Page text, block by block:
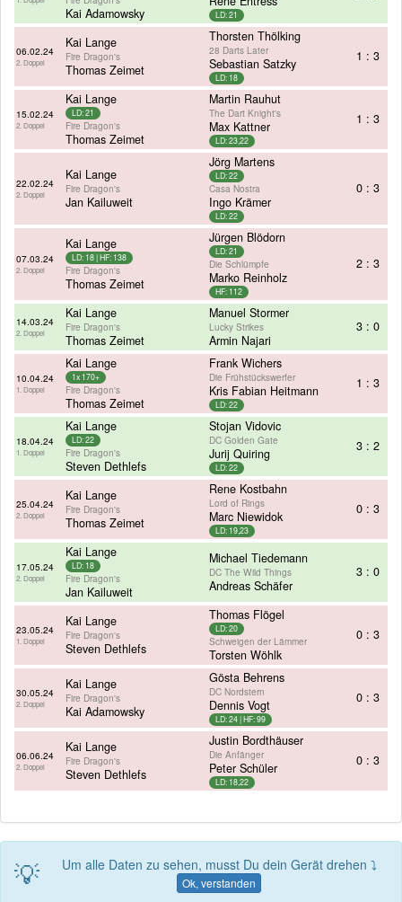
Kai Adamowsky LD: 21
06.02.24
2. Doppel
Kai Lange
Fire Dragon's
Thomas Zeimet
Thorsten Thölking
28 Darts Later
Sebastian Satzky
LD: 18
1 : 3
15.02.24
2. Doppel
Kai Lange
LD: 21
Fire Dragon's
Thomas Zeimet
Martin Rauhut
The Dart Knight's
Max Kattner
LD: 23,22
1 : 3
22.02.24
2. Doppel
Kai Lange
Fire Dragon's
Jan Kailuweit
Jörg Martens
LD: 22
Casa Nostra
Ingo Krämer
LD: 22
0 : 3
07.03.24
2. Doppel
Kai Lange
LD: 18 | HF: 138
Fire Dragon's
Thomas Zeimet
Jürgen Blödorn
LD: 21
Die Schlümpfe
Marko Reinholz
HF: 112
2 : 3
14.03.24
2. Doppel
Kai Lange
Fire Dragon's
Thomas Zeimet
Manuel Stormer
Lucky Strikes
Armin Najari
3 : 0
10.04.24
1. Doppel
Kai Lange
1x 170+
Fire Dragon's
Thomas Zeimet
Frank Wichers
Die Frühstückswerfer
Kris Fabian Heitmann
LD: 22
1 : 3
18.04.24
1. Doppel
Kai Lange
LD: 22
Fire Dragon's
Steven Dethlefs
Stojan Vidovic
DC Golden Gate
Jurij Quiring
LD: 22
3 : 2
25.04.24
2. Doppel
Kai Lange
Fire Dragon's
Thomas Zeimet
Rene Kostbahn
Lord of Rings
Marc Niewidok
LD: 19,23
0 : 3
17.05.24
2. Doppel
Kai Lange
LD: 18
Fire Dragon's
Jan Kailuweit
Michael Tiedemann
DC The Wild Things
Andreas Schäfer
3 : 0
23.05.24
1. Doppel
Kai Lange
Fire Dragon's
Steven Dethlefs
Thomas Flögel
LD: 20
Schweigen der Lämmer
Torsten Wöhlk
0 : 3
30.05.24
2. Doppel
Kai Lange
Fire Dragon's
Kai Adamowsky
Gösta Behrens
DC Nordstern
Dennis Vogt
LD: 24 | HF: 99
0 : 3
06.06.24
2. Doppel
Kai Lange
Fire Dragon's
Steven Dethlefs
Justin Bordthäuser
Die Anfänger
Peter Schüler
LD: 18,22
0 : 3
💡 Um alle Daten zu sehen, musst Du dein Gerät drehen ⤵
Ok, verstanden